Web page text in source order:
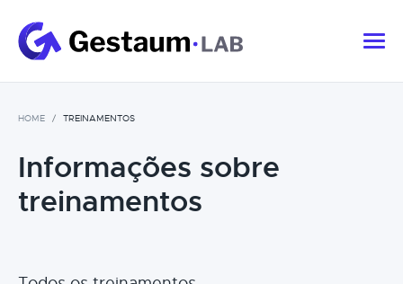
HOME TREINAMENTOS
Informações sobre
treinamentos